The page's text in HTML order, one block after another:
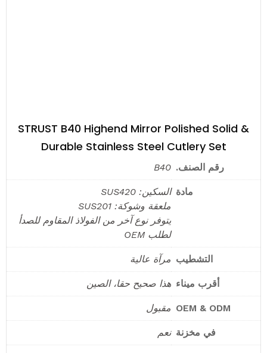
STRUST B40 Highend Mirror Polished Solid &
Durable Stainless Steel Cutlery Set
رقم الصنف. B40
مادة السكين: SUS420
ملعقة وشوكة: SUS201
يتوفر نوع آخر من الفولاذ المقاوم للصدأ
لطلب OEM
التشطيب مرآة عالية
أقرب ميناء هذا صحيح حقا، الصين
OEM & ODM مقبول
في مخزنة نعم